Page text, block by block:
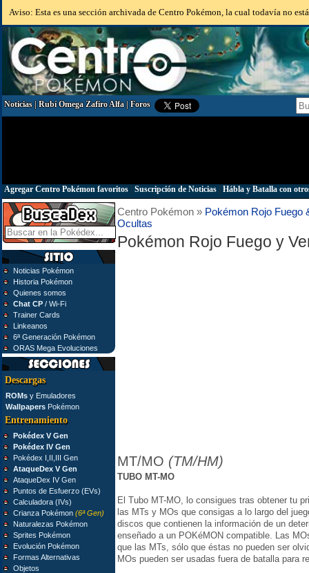
Aviso: Esta es una sección archivada de Centro Pokémon, la cual todavía no
Noticias|Rubí Omega Zafiro Alfa|Foros
Agregar Centro Pokémon favoritos Suscripción de Noticias Hábla y Batalla con
Noticias Pokémon
Historia Pokémon
Quienes somos
Chat CP / Wi-Fi
Trainer Cards
Linkeanos
6ª Generación Pokémon
ORAS Mega Evoluciones
Descargas
ROMs y Emuladores
Wallpapers Pokémon
Entrenamiento
Pokédex V Gen
Pokédex IV Gen
Pokédex I,II,III Gen
AtaqueDex V Gen
AtaqueDex IV Gen
Puntos de Esfuerzo (EVs)
Calculadora (IVs)
Crianza Pokémon (6ª Gen)
Naturalezas Pokémon
Sprites Pokémon
Evolución Pokémon
Formas Alternativas
Objetos
Centro Pokémon » Pokémon Rojo Fuego
Ocultas
Pokémon Rojo Fuego y
MT/MO (TM/HM)
TUBO MT-MO
El Tubo MT-MO, lo consigues tras obtener tu
las MTs y MOs que consigas a lo largo del
discos que contienen la información de un
enseñado a un POKéMON compatible. Las
que las MTs, sólo que éstas no pueden ser
MOs pueden ser usadas fuera de batalla para